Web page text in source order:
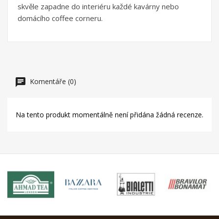
skvěle zapadne do interiéru každé kavárny nebo
domácího coffee corneru.
Komentáře (0)
Na tento produkt momentálně není přidána žádná recenze.